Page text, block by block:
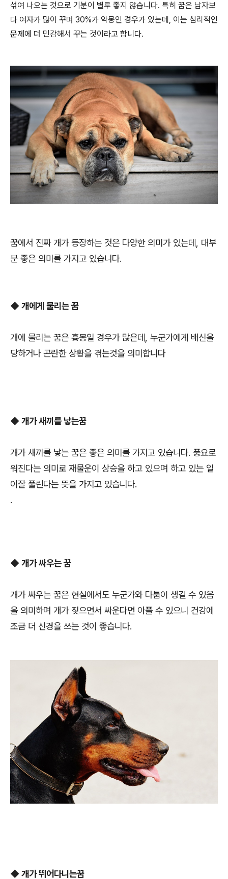
섞여 나오는 것으로 기분이 별루 좋지 않습니다. 특히 꿈은 남자보
다 여자가 많이 꾸며 30%가 악몽인 경우가 있는데, 이는 심리적인
문제에 더 민감해서 꾸는 것이라고 합니다.
꿈에서 진짜 개가 등장하는 것은 다양한 의미가 있는데, 대부
분 좋은 의미를 가지고 있습니다.
◆개에게 물리는 꿈
개에 물리는 꿈은 흉몽일 경우가 많은데, 누군가에게 배신을
당하거나 곤란한 상황을 겪는것을 의미합니다
◆ 개가 새끼를 낳는꿈
개가 새끼를 낳는 꿈은 좋은 의미를 가지고 있습니다. 풍요로
워진다는 의미로 재물운이 상승을 하고 있으며 하고 있는 일
이잘 풀린다는 뜻을 가지고 있습니다.
.
◆개가 싸우는 꿈
개가 싸우는 꿈은 현실에서도 누군가와 다툼이 생길 수 있음
을 의미하며 개가 짖으면서 싸운다면 아플 수 있으니 건강에
조금 더 신경을 쓰는 것이 좋습니다.
◆개가 뛰어다니는꿈